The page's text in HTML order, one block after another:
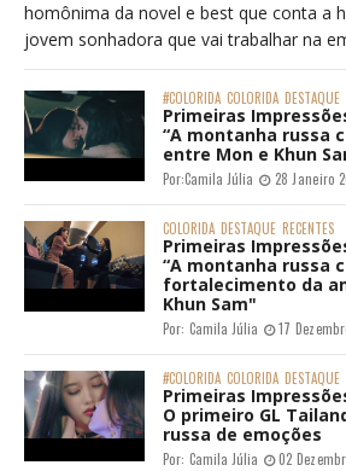
homônima da novel e best que conta a
jovem sonhadora que vai trabalhar na
#COLORIDA COLORIDA DESTAQUE
Primeiras
“A montanha russa
entre Mon e Khun
Por:Camila Júlia 28 Janeiro
COLORIDA DESTAQUE RECENTES
Primeiras
“A montanha russa
fortalecimento da
Khun Sam"
Por: Camila Júlia 17
#COLORIDA COLORIDA DESTAQUE
Primeiras
O primeiro GL
russa de emoções
Por: Camila Júlia 02